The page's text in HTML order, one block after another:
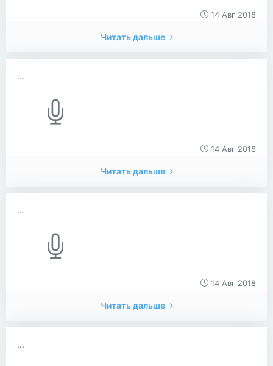
14 Авг 2018
Читать дальше
...
14 Авг 2018
Читать дальше
...
14 Авг 2018
Читать дальше
...